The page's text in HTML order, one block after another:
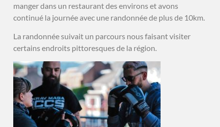
manger dans un restaurant des environs et avons
continué la journée avec une randonnée de plus de 10km.
La randonnée suivait un parcours nous faisant visiter
certains endroits pittoresques de la région.